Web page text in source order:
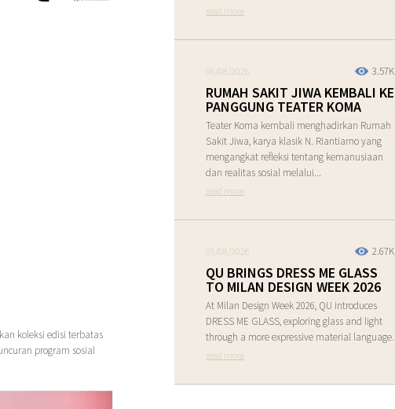
koleksi edisi terbatas
program sosial
read more
3.57K
06/08/2026
RUMAH SAKIT JIWA KEMBALI KE
PANGGUNG TEATER KOMA
Teater Koma kembali menghadirkan Rumah
Sakit Jiwa, karya klasik N. Riantiarno yang
mengangkat refleksi tentang kemanusiaan
dan realitas sosial melalui...
read more
2.67K
05/08/2026
QU BRINGS DRESS ME GLASS
TO MILAN DESIGN WEEK 2026
At Milan Design Week 2026, QU introduces
DRESS ME GLASS, exploring glass and light
through a more expressive material language.
read more